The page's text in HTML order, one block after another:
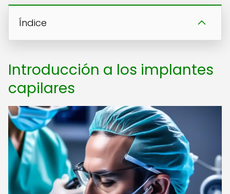
Índice
Introducción a los implantes
capilares